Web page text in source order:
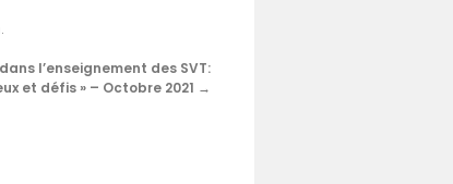
.
l’enseignement des SVT:
et défis » – Octobre 2021 →